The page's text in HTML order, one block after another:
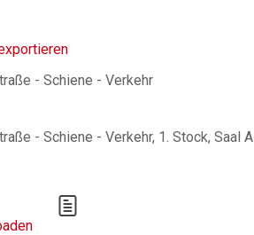
- Schiene - Verkehr
- Schiene - Verkehr, 1. Stock, Saal A